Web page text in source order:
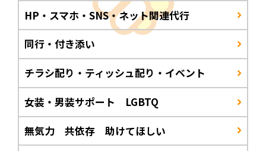
HP・スマホ・SNS・ネット関連代行
同行・付き添い
チラシ配り・ティッシュ配り・イベント
女装・男装サポート LGBTQ
無気力 共依存 助けてほしい